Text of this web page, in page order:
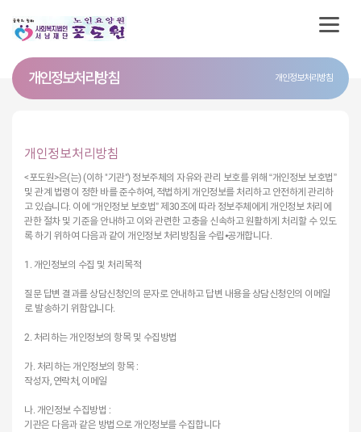
개인정보처리방침 개인정보처리방침
개인정보처리방침
<포도원>은(는) (이하 "기관") 정보주체의 자유와 관리 보호를 위해 “개인정보 보호법”
및 관계 법령이 정한 바를 준수하여, 적법하게 개인정보를 처리하고 안전하게 관리하
고 있습니다. 이에 “개인정보 보호법” 제30조에 따라 정보주체에게 개인정보 처리에
관한 절차 및 기준을 안내하고 이와 관련한 고충을 신속하고 원활하게 처리할 수 있도
록 하기 위하여 다음과 같이 개인정보 처리방침을 수립⦁공개합니다.
1. 개인정보의 수집 및 처리목적
질문 답변 결과를 상담신청인의 문자로 안내하고 답변 내용을 상담신청인의 이메일
로 발송하기 위함입니다.
2. 처리하는 개인정보의 항목 및 수집방법
가. 처리하는 개인정보의 항목 :
작성자, 연락처, 이메일
나. 개인정보 수집방법 :
기관은 다음과 같은 방법으로 개인정보를 수집합니다